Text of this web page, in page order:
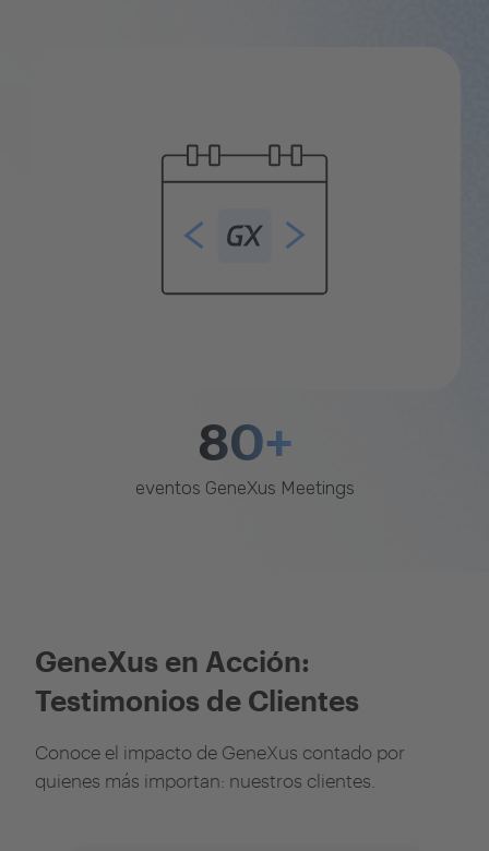
80+
eventos GeneXus Meetings
GeneXus en Acción:
Testimonios de Clientes
Conoce el impacto de GeneXus contado por
quienes más importan: nuestros clientes.